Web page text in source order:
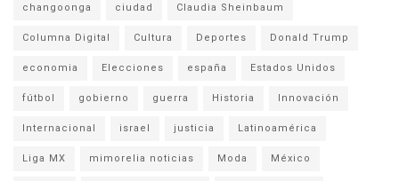
changoonga ciudad Claudia Sheinbaum
Columna Digital Cultura Deportes Donald Trump
economia Elecciones españa Estados Unidos
fútbol gobierno guerra Historia Innovación
Internacional israel justicia Latinoamérica
Liga MX mimorelia noticias Moda México